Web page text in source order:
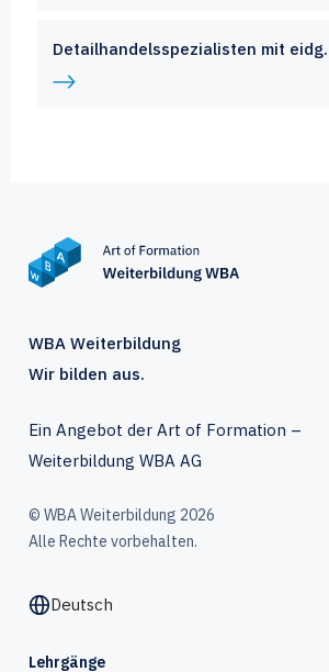
Detailhandelsspezialisten mit eidg.
WBA Weiterbildung
Wir bilden aus.
Ein Angebot der Art of Formation –
Weiterbildung WBA AG
© WBA Weiterbildung 2026
Alle Rechte vorbehalten.
Deutsch
Lehrgänge